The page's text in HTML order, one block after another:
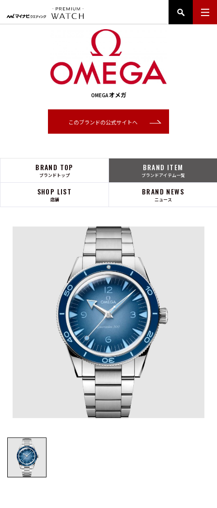
OMEGAオメガ
このブランドの公式サイトへ
BRAND TOP
ブランドトップ
BRAND ITEM
ブランドアイテム一覧
SHOP LIST
店舗
BRAND NEWS
ニュース